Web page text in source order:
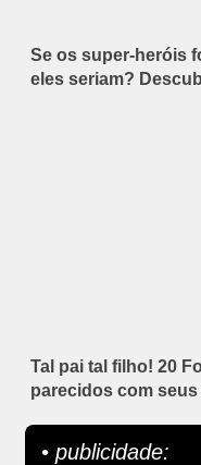
Se os super-heróis
eles seriam?
Tal pai tal filho! 20
parecidos com
• publicidade: